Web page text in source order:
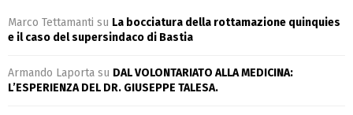
Marco Tettamanti su La bocciatura della rottamazione quinquies
e il caso del supersindaco di Bastia
Armando Laporta su DAL VOLONTARIATO ALLA MEDICINA:
L’ESPERIENZA DEL DR. GIUSEPPE TALESA.